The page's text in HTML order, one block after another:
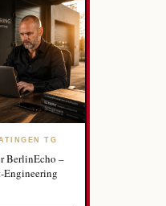
TG
BerlinEcho –
Engineering